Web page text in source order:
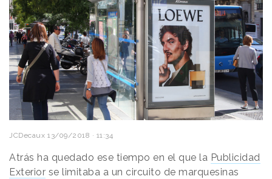
JCDecaux 13/09/2018 · 11:34
Atrás ha quedado ese tiempo en el que la Publicidad
Exterior se limitaba a un circuito de marquesinas